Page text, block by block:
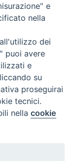
e
nella
dei
puoi avere
e
su
proseguirai
tecnici.
nellacookie